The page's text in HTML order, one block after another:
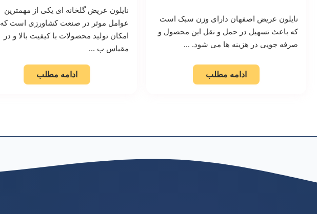
نایلون عریض اصفهان دارای وزن سبک است
که باعث تسهیل در حمل و نقل این محصول و
صرفه جویی در هزینه ها می شود. ...
ادامه مطلب
نایلون عریض گلخانه ای یکی از مهمترین
عوامل موثر در صنعت کشاورزی است که
امکان تولید محصولات با کیفیت بالا و در
مقیاس ب ...
ادامه مطلب